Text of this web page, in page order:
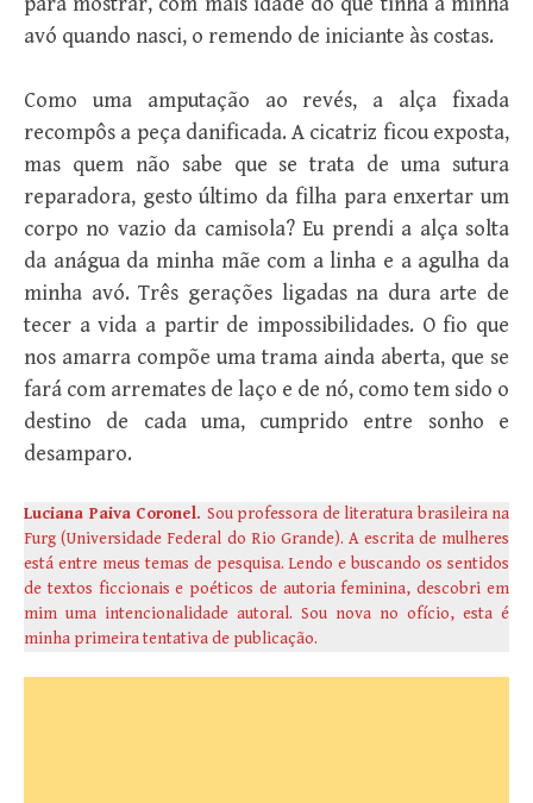
avó quando nasci, o remendo de iniciante às costas.
Como uma amputação ao revés, a alça fixada
recompôs a peça danificada. A cicatriz ficou exposta,
mas quem não sabe que se trata de uma sutura
reparadora, gesto último da filha para enxertar um
corpo no vazio da camisola? Eu prendi a alça solta
da anágua da minha mãe com a linha e a agulha da
minha avó. Três gerações ligadas na dura arte de
tecer a vida a partir de impossibilidades. O fio que
nos amarra compõe uma trama ainda aberta, que se
fará com arremates de laço e de nó, como tem sido o
destino de cada uma, cumprido entre sonho e
desamparo.
Luciana Paiva Coronel. Sou professora de literatura brasileira na
Furg (Universidade Federal do Rio Grande). A escrita de mulheres
está entre meus temas de pesquisa. Lendo e buscando os sentidos
de textos ficcionais e poéticos de autoria feminina, descobri em
mim uma intencionalidade autoral. Sou nova no ofício, esta é
minha primeira tentativa de publicação.